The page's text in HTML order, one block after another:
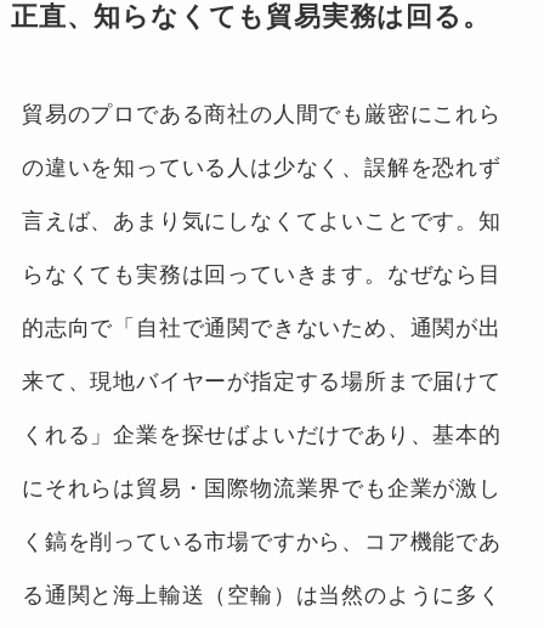
正直、知らなくても貿易実務は回る。
貿易のプロである商社の人間でも厳密にこれら
の違いを知っている人は少なく、誤解を恐れず
言えば、あまり気にしなくてよいことです。知
らなくても実務は回っていきます。なぜなら目
的志向で「自社で通関できないため、通関が出
来て、現地バイヤーが指定する場所まで届けて
くれる」企業を探せばよいだけであり、基本的
にそれらは貿易・国際物流業界でも企業が激し
く鎬を削っている市場ですから、コア機能であ
る通関と海上輸送（空輸）は当然のように多く